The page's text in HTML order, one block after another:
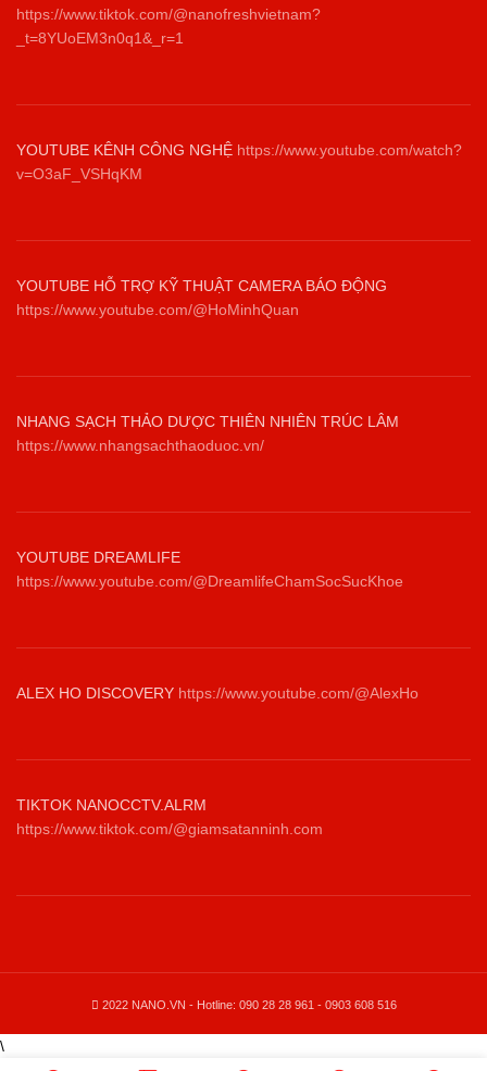
https://www.tiktok.com/@nanofreshvietnam?
_t=8YUoEM3n0q1&_r=1
YOUTUBE KÊNH CÔNG NGHỆ https://www.youtube.com/watch?
v=O3aF_VSHqKM
YOUTUBE HỖ TRỢ KỸ THUẬT CAMERA BÁO ĐỘNG
https://www.youtube.com/@HoMinhQuan
NHANG SẠCH THẢO DƯỢC THIÊN NHIÊN TRÚC LÂM
https://www.nhangsachthaoduoc.vn/
YOUTUBE DREAMLIFE
https://www.youtube.com/@DreamlifeChamSocSucKhoe
ALEX HO DISCOVERY https://www.youtube.com/@AlexHo
TIKTOK NANOCCTV.ALRM
https://www.tiktok.com/@giamsatanninh.com
2022 NANO.VN - Hotline: 090 28 28 961 - 0903 608 516
\